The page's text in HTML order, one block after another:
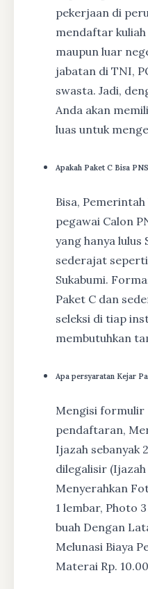
pekerjaan di
mendaftar kuliah
maupun luar
jabatan di TNI,
swasta. Jadi,
Anda akan
luas untuk
Apakah Paket C Bisa
Bisa,
pegawai Calon
yang hanya lulus
sederajat seperti
Sukabumi.
Paket C dan
seleksi di tiap
membutuhkan
Apa persyaratan Kejar
Mengisi
pendaftaran,
Ijazah sebanyak
dilegalisir
Menyerahkan
1 lembar, Photo 3
buah Dengan
Melunasi Biaya
Materai Rp.